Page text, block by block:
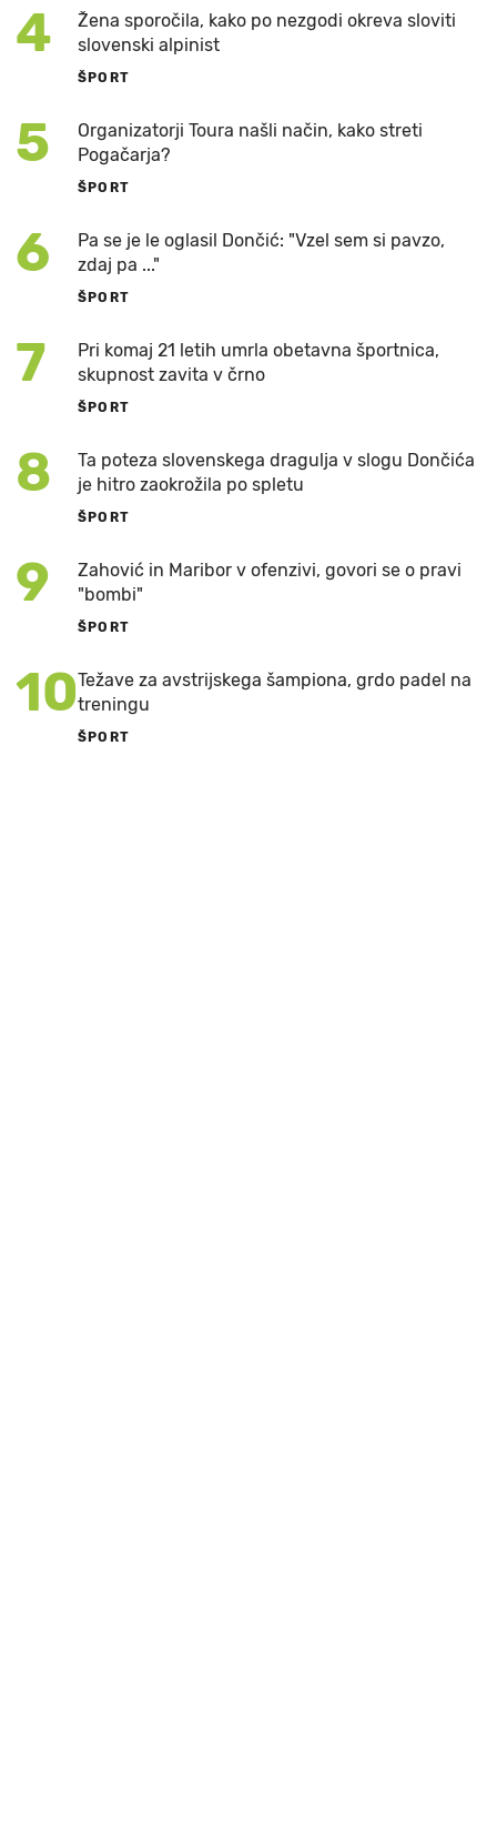
4
Žena sporočila, kako po nezgodi okreva sloviti
slovenski alpinist
ŠPORT
5
Organizatorji Toura našli način, kako streti
Pogačarja?
ŠPORT
6
Pa se je le oglasil Dončić: "Vzel sem si pavzo,
zdaj pa ..."
ŠPORT
7
Pri komaj 21 letih umrla obetavna športnica,
skupnost zavita v črno
ŠPORT
8
Ta poteza slovenskega dragulja v slogu Dončića
je hitro zaokrožila po spletu
ŠPORT
9
Zahović in Maribor v ofenzivi, govori se o pravi
"bombi"
ŠPORT
10Težave za avstrijskega šampiona, grdo padel na
treningu
ŠPORT